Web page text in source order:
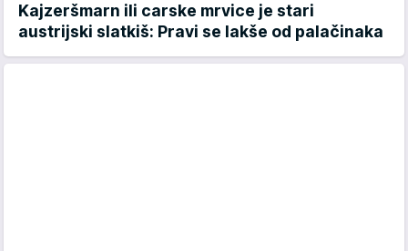
Kajzeršmarn ili carske mrvice je stari
austrijski slatkiš: Pravi se lakše od palačinaka